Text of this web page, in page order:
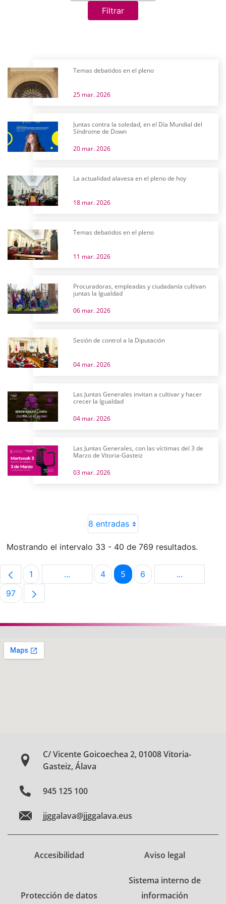
Filtrar
Temas debatidos en el pleno
25 mar. 2026
Juntas contra la soledad, en el Día Mundial del
Síndrome de Down
20 mar. 2026
La actualidad alavesa en el pleno de hoy
18 mar. 2026
Temas debatidos en el pleno
11 mar. 2026
Procuradoras, empleadas y ciudadanía cultivan
juntas la Igualdad
06 mar. 2026
Sesión de control a la Diputación
04 mar. 2026
Las Juntas Generales invitan a cultivar y hacer
crecer la Igualdad
04 mar. 2026
Las Juntas Generales, con las víctimas del 3 de
Marzo de Vitoria-Gasteiz
03 mar. 2026
8 entradas
Mostrando el intervalo 33 - 40 de 769 resultados.
Página
1 ...Páginas intermedias Use TAB para
Página
4 Página
5 Página
6 ...Páginas
Página
97
C/ Vicente Goicoechea 2, 01008 Vitoria-
Gasteiz, Álava
945 125 100
jjggalava@jjggalava.eus
Accesibilidad Aviso legal
Protección de datos
Sistema interno de
información